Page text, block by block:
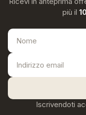
più il
Iscrivendoti